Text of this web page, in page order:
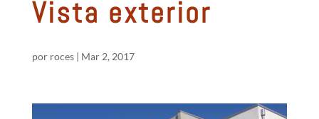
Vista exterior
por roces| Mar 2, 2017